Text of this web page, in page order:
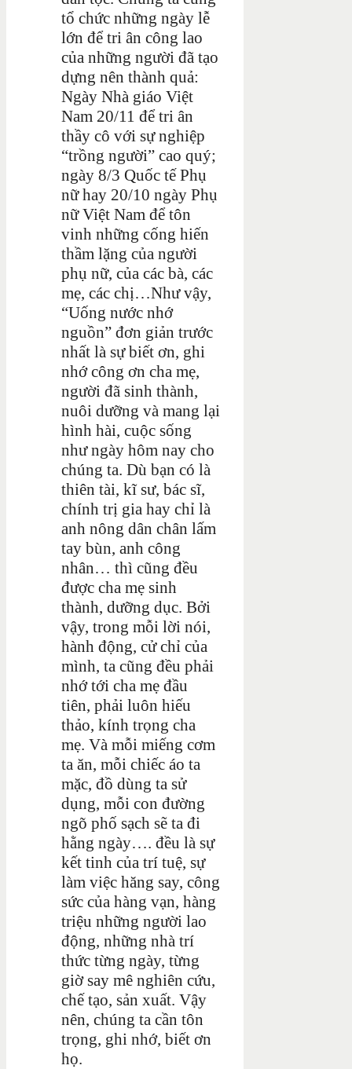
tổ chức những ngày lễ
lớn để tri ân công lao
của những người đã tạo
dựng nên thành quả:
Ngày Nhà giáo Việt
Nam 20/11 để tri ân
thầy cô với sự nghiệp
“trồng người” cao quý;
ngày 8/3 Quốc tế Phụ
nữ hay 20/10 ngày Phụ
nữ Việt Nam để tôn
vinh những cống hiến
thầm lặng của người
phụ nữ, của các bà, các
mẹ, các chị…Như vậy,
“Uống nước nhớ
nguồn” đơn giản trước
nhất là sự biết ơn, ghi
nhớ công ơn cha mẹ,
người đã sinh thành,
nuôi dưỡng và mang lại
hình hài, cuộc sống
như ngày hôm nay cho
chúng ta. Dù bạn có là
thiên tài, kĩ sư, bác sĩ,
chính trị gia hay chỉ là
anh nông dân chân lấm
tay bùn, anh công
nhân… thì cũng đều
được cha mẹ sinh
thành, dưỡng dục. Bởi
vậy, trong mỗi lời nói,
hành động, cử chỉ của
mình, ta cũng đều phải
nhớ tới cha mẹ đầu
tiên, phải luôn hiếu
thảo, kính trọng cha
mẹ. Và mỗi miếng cơm
ta ăn, mỗi chiếc áo ta
mặc, đồ dùng ta sử
dụng, mỗi con đường
ngõ phố sạch sẽ ta đi
hằng ngày…. đều là sự
kết tinh của trí tuệ, sự
làm việc hăng say, công
sức của hàng vạn, hàng
triệu những người lao
động, những nhà trí
thức từng ngày, từng
giờ say mê nghiên cứu,
chế tạo, sản xuất. Vậy
nên, chúng ta cần tôn
trọng, ghi nhớ, biết ơn
họ.